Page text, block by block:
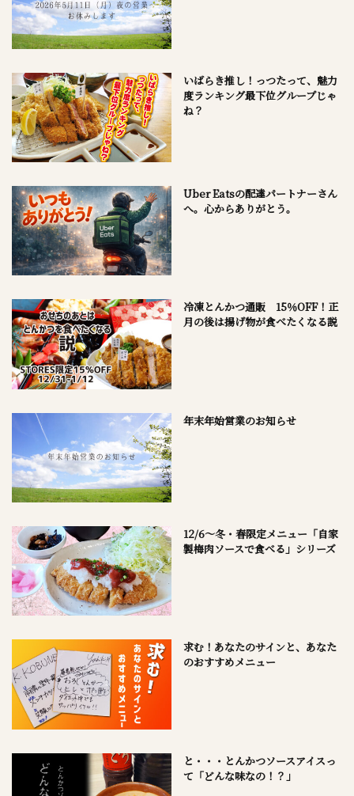
いばらき推し！っつたって、魅力
度ランキング最下位グループじゃ
ね？
Uber Eatsの配達パートナーさん
へ。心からありがとう。
冷凍とんかつ通販 15％OFF！正
月の後は揚げ物が食べたくなる説
年末年始営業のお知らせ
12/6～冬・春限定メニュー「自家
製梅肉ソースで食べる」シリーズ
求む！あなたのサインと、あなた
のおすすめメニュー
と・・・とんかつソースアイスっ
て「どんな味なの！？」